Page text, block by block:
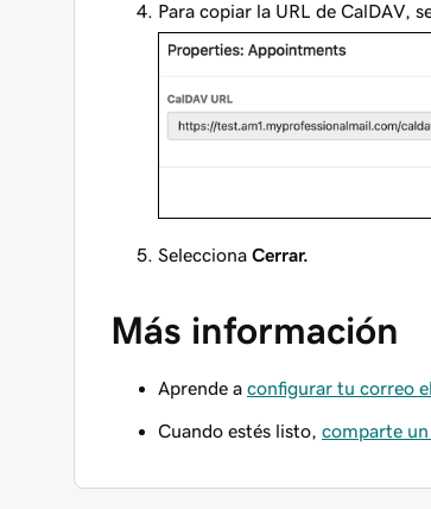
Para copiar la URL de CalDAV,
Selecciona Cerrar.
Más información
Aprende a configurar tu correo
Cuando estés listo, comparte